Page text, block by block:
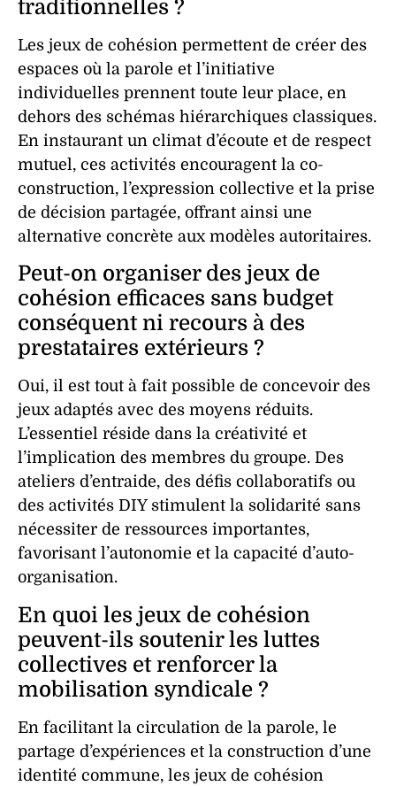
traditionnelles ?
Les jeux de cohésion permettent de créer des
espaces où la parole et l’initiative
individuelles prennent toute leur place, en
dehors des schémas hiérarchiques classiques.
En instaurant un climat d’écoute et de respect
mutuel, ces activités encouragent la co-
construction, l’expression collective et la prise
de décision partagée, offrant ainsi une
alternative concrète aux modèles autoritaires.
Peut-on organiser des jeux de
cohésion efficaces sans budget
conséquent ni recours à des
prestataires extérieurs ?
Oui, il est tout à fait possible de concevoir des
jeux adaptés avec des moyens réduits.
L’essentiel réside dans la créativité et
l’implication des membres du groupe. Des
ateliers d’entraide, des défis collaboratifs ou
des activités DIY stimulent la solidarité sans
nécessiter de ressources importantes,
favorisant l’autonomie et la capacité d’auto-
organisation.
En quoi les jeux de cohésion
peuvent-ils soutenir les luttes
collectives et renforcer la
mobilisation syndicale ?
En facilitant la circulation de la parole, le
partage d’expériences et la construction d’une
identité commune, les jeux de cohésion